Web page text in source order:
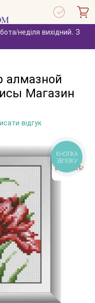
неділя вихідний. З
алмазной
Магазин
відгук
КНОПКА
ЗВ'ЯЗКУ